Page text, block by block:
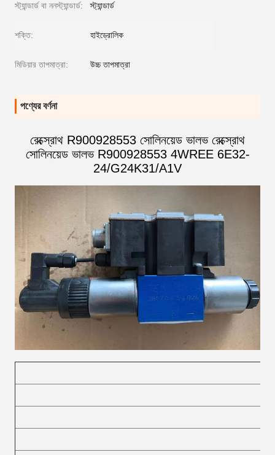
স্ট্যান্ডার্ড বা ননস্ট্যান্ডার্ড: স্ট্যান্ডার্ড
শক্তি: হাইড্রোলিক
মিডিয়ার তাপমাত্রা: উচ্চ তাপমাত্রা
পণ্যের বর্ণনা
রেক্স্রোথ R900928553 সোলিনয়েড ভালভ রেক্স্রোথ
সোলিনয়েড ভালভ R900928553 4WREE 6E32-
24/G24K31/A1V